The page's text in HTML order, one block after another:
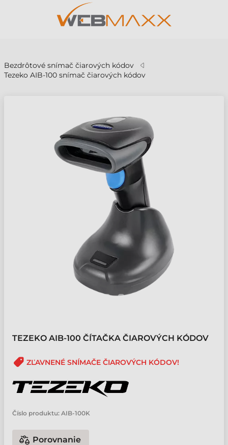
Bezdrôtové snímač čiarových kódov
Tezeko AIB-100 snímač čiarových kódov
TEZEKO AIB-100 ČÍTAČKA ČIAROVÝCH KÓDOV
ZĽAVNENÉ SNÍMAČE ČIAROVÝCH KÓDOV!
Číslo produktu: AIB-100K
Porovnanie